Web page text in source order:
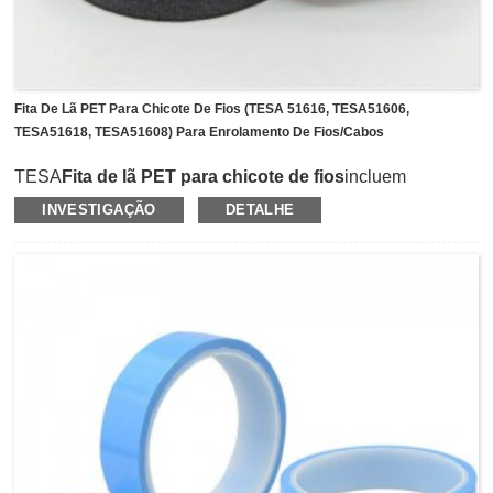
Fita De Lã PET Para Chicote De Fios (TESA 51616, TESA51606,
TESA51618, TESA51608) Para Enrolamento De Fios/cabos
TESA Fita de lã PET para chicote de fiosincluem
principalmente TESA 51616, TESA 51606, TESA 51618,
TESA 51608. Eles são um tipo de fita de lã PET com
aplicados principalmente em arnês para compartimento de
passageiros, ou outro cabo ou enrolamento de fios em
indústrias automotivas.
INVESTIGAÇÃO DETALHE